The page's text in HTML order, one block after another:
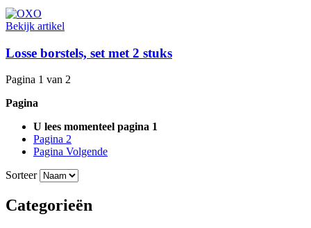
Bekijk artikel
Losse borstels, set met 2 stuks
Pagina 1 van 2
Pagina
U lees momenteel pagina 1
Pagina 2
Pagina Volgende
Sorteer
Categorieën